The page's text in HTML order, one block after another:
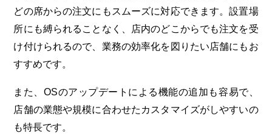
どの席からの注文にもスムーズに対応できます。設置場
所にも縛られることなく、店内のどこからでも注文を受
け付けられるので、業務の効率化を図りたい店舗にもお
すすめです。
また、 OSのアップデートによる機能の追加も容易で、
店舗の業態や規模に合わせたカスタマイズがしやすいの
も特長です。